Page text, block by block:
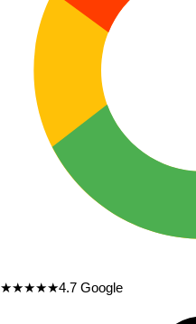
★★★★★4.7 Google